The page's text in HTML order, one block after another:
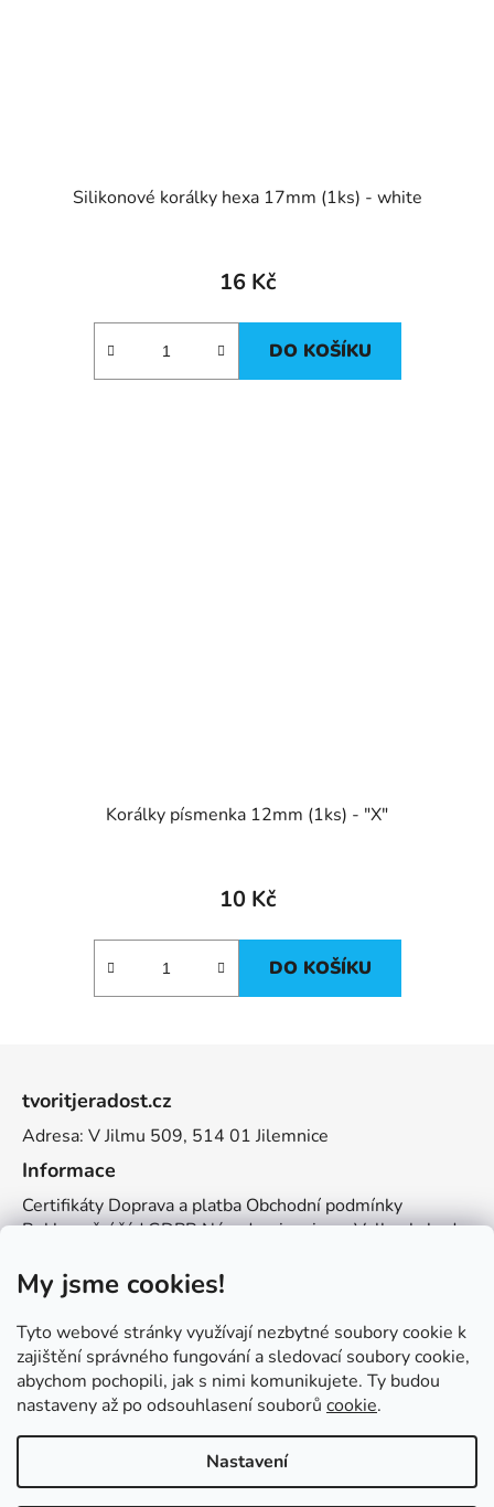
My jsme cookies!
Tyto webové stránky využívají nezbytné soubory cookie k
zajištění správného fungování a sledovací soubory cookie,
abychom pochopili, jak s nimi komunikujete. Ty budou
nastaveny až po odsouhlasení souborů cookie.
Nastavení
Silikonové korálky hexa 17mm (1ks) - white
16 Kč
DO KOŠÍKU
Korálky písmenka 12mm (1ks) - "X"
10 Kč
DO KOŠÍKU
tvoritjeradost.cz
Adresa: V Jilmu 509, 514 01 Jilemnice
Informace
Certifikáty Doprava a platba Obchodní podmínky
Reklamační řádGDPRNávody a inspiraceVelkoobchod
Kontakt
info@zemetvoreni.cz Míša:605 077 705
Adél:775 683 521
Zemětvoření